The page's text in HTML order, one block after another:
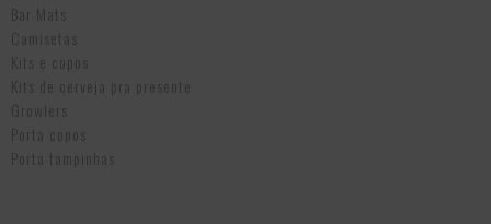
Bar Mats
Camisetas
Kits e copos
Kits de cerveja pra presente
Growlers
Porta copos
Porta tampinhas